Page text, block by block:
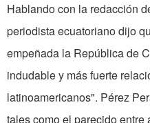
Hablando con la redacción
periodista ecuatoriano dijo
empeñada la República de
indudable y más fuerte
latinoamericanos". Pérez
tales como el parecido